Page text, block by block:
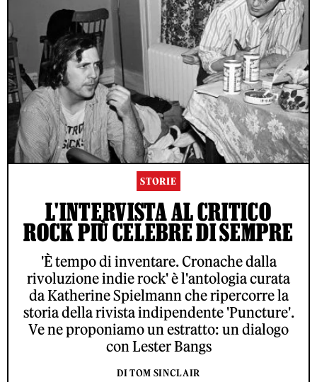
STORIE
L'INTERVISTA AL CRITICO
ROCK PIÙ CELEBRE DI SEMPRE
'È tempo di inventare. Cronache dalla
rivoluzione indie rock' è l'antologia curata
da Katherine Spielmann che ripercorre la
storia della rivista indipendente 'Puncture'.
Ve ne proponiamo un estratto: un dialogo
con Lester Bangs
DI TOM SINCLAIR